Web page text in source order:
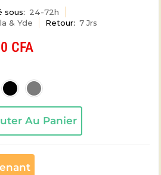
sous: 24-72h
& Yde Retour: 7 Jrs
CFA
Au Panier